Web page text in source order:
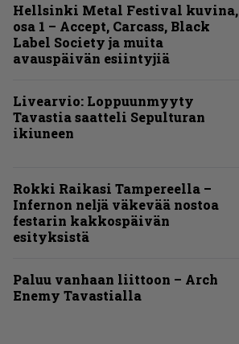
Hellsinki Metal Festival kuvina,
osa 1 – Accept, Carcass, Black
Label Society ja muita
avauspäivän esiintyjiä
Livearvio: Loppuunmyyty
Tavastia saatteli Sepulturan
ikiuneen
Rokki Raikasi Tampereella –
Infernon neljä väkevää nostoa
festarin kakkospäivän
esityksistä
Paluu vanhaan liittoon – Arch
Enemy Tavastialla